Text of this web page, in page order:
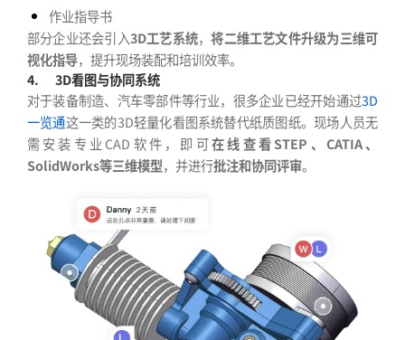
作业指导书
部分企业还会引入3D工艺系统，将二维工艺文件升级为三维可
视化指导，提升现场装配和培训效率。
4. 3D看图与协同系统
对于装备制造、汽车零部件等行业，很多企业已经开始通过3D
一览通这一类的3D轻量化看图系统替代纸质图纸。现场人员无
需安装专业CAD软件，即可在线查看STEP、CATIA、
SolidWorks等三维模型，并进行批注和协同评审。